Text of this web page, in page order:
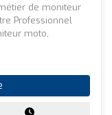
de moniteur
Professionnel
moto,